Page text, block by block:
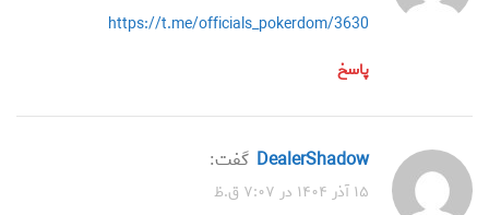
https://t.me/officials_pokerdom/3630
پاسخ
DealerShadow گفت:
۱۵ آذر ۱۴۰۴ در ۷:۰۷ ق.ظ